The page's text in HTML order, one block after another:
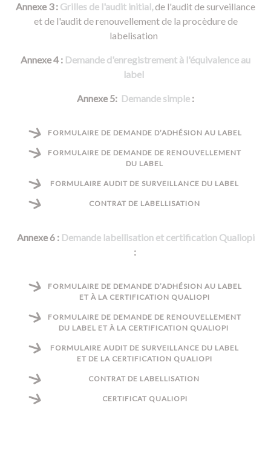
Annexe 3 : Grilles de l'audit initial,de l'audit de surveillance
et de l'audit de renouvellement de la procèdure de
labelisation
Annexe 4 : Demande d'enregistrement à l'équivalence au
label
Annexe 5: Demande simple :
FORMULAIRE DE DEMANDE D’ADHÉSION AU LABEL
FORMULAIRE DE DEMANDE DE RENOUVELLEMENT
DU LABEL
FORMULAIRE AUDIT DE SURVEILLANCE DU LABEL
CONTRAT DE LABELLISATION
Annexe 6 : Demande labellisation et certification Qualiopi
:
FORMULAIRE DE DEMANDE D’ADHÉSION AU LABEL
ET À LA CERTIFICATION QUALIOPI
FORMULAIRE DE DEMANDE DE RENOUVELLEMENT
DU LABEL ET À LA CERTIFICATION QUALIOPI
FORMULAIRE AUDIT DE SURVEILLANCE DU LABEL
ET DE LA CERTIFICATION QUALIOPI
CONTRAT DE LABELLISATION
CERTIFICAT QUALIOPI